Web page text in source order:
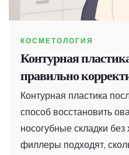
КОСМЕТОЛОГИЯ
Контурная
правильно
изменения лица
Контурная пластика
способ восстановить
носогубные складки без
филлеры подходят,